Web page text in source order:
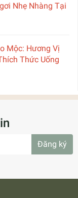
Nhẹ Nhàng Tại
Mộc: Hương Vị
Thức Uống
Đăng ký